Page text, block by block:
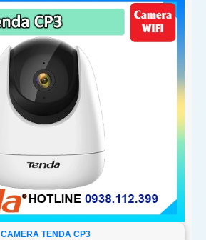
CAMERA TENDA CP3